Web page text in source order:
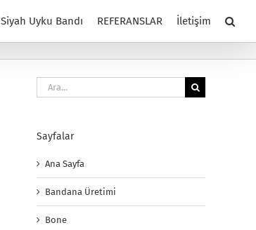
Siyah Uyku Bandı REFERANSLAR İletişim
Ara:
Sayfalar
Ana Sayfa
Bandana Üretimi
Bone